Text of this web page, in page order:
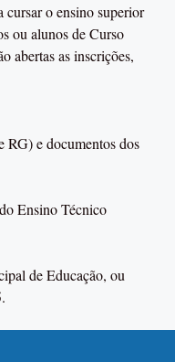
o ensino superior
ou alunos de Curso
abertas as inscrições,
RG) e documentos dos
Ensino Técnico
de Educação, ou